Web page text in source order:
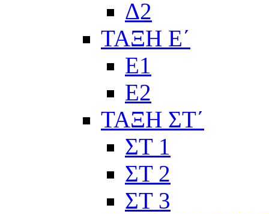
Δ2
ΤΑΞΗ Ε΄
Ε1
Ε2
ΤΑΞΗ ΣΤ΄
ΣΤ 1
ΣΤ 2
ΣΤ 3